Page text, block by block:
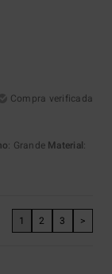
Compra verificada
: Grande Material:
1 2 3 >